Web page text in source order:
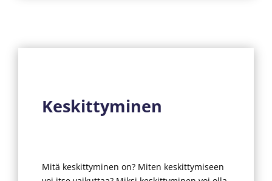
Keskittyminen
Mitä keskittyminen on? Miten keskittymiseen